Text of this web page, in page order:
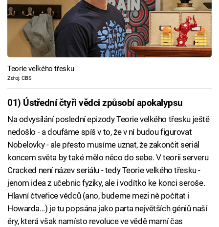
Teorie velkého třesku
Zdroj: CBS
01) Ústřední čtyři vědci způsobí apokalypsu
Na odvysílání poslední epizody Teorie velkého třesku ještě
nedošlo - a doufáme spíš v to, že v ní budou figurovat
Nobelovky - ale přesto musíme uznat, že zakončit seriál
koncem světa by také mělo něco do sebe. V teorii serveru
Cracked není název seriálu - tedy Teorie velkého třesku -
jenom idea z učebnic fyziky, ale i vodítko ke konci seroše.
Hlavní čtveřice vědců (ano, budeme mezi ně počítat i
Howarda...) je tu popsána jako parta největších géniů naší
éry, která však namísto revoluce ve vědě marní čas